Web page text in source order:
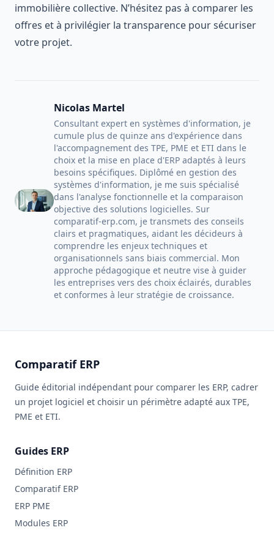
immobilière collective. N’hésitez pas à comparer les
offres et à privilégier la transparence pour sécuriser
votre projet.
Nicolas Martel
Consultant expert en systèmes d'information, je
cumule plus de quinze ans d'expérience dans
l'accompagnement des TPE, PME et ETI dans le
choix et la mise en place d'ERP adaptés à leurs
besoins spécifiques. Diplômé en gestion des
systèmes d'information, je me suis spécialisé
dans l'analyse fonctionnelle et la comparaison
objective des solutions logicielles. Sur
comparatif-erp.com, je transmets des conseils
clairs et pragmatiques, aidant les décideurs à
comprendre les enjeux techniques et
organisationnels sans biais commercial. Mon
approche pédagogique et neutre vise à guider
les entreprises vers des choix éclairés, durables
et conformes à leur stratégie de croissance.
Comparatif ERP
Guide éditorial indépendant pour comparer les ERP, cadrer
un projet logiciel et choisir un périmètre adapté aux TPE,
PME et ETI.
Guides ERP
Définition ERP
Comparatif ERP
ERP PME
Modules ERP